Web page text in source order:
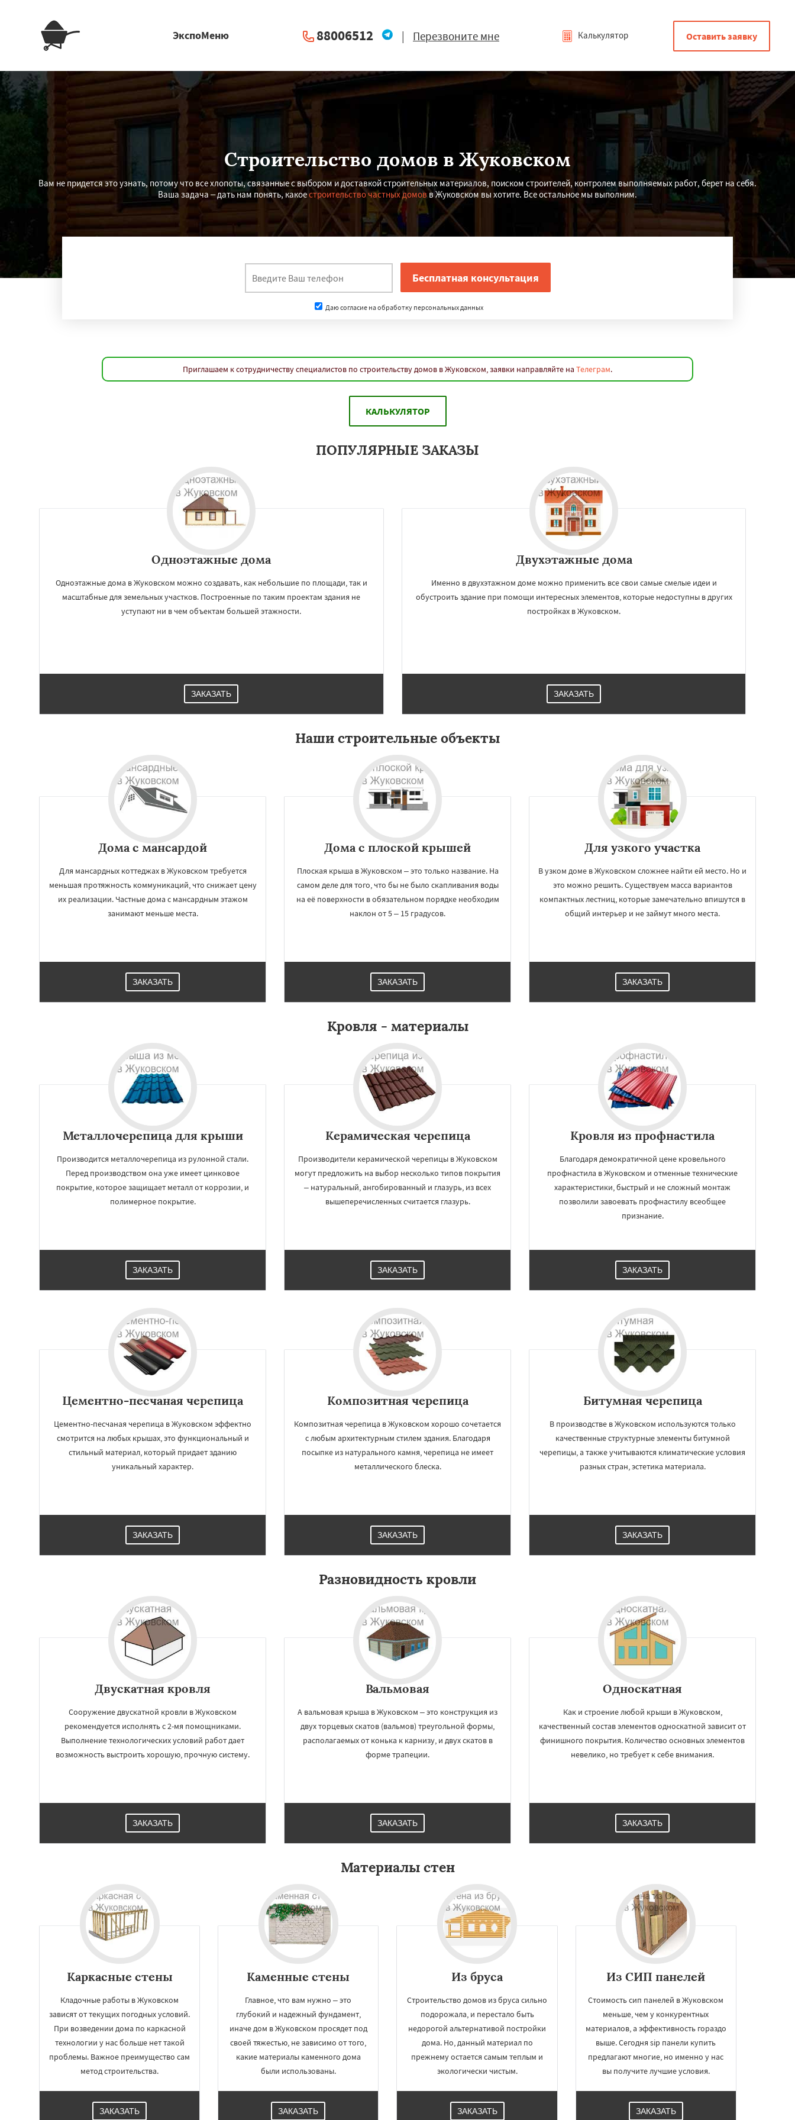
Работаем по
Королев
Красногорск
Лыткарино
Сергиев Посад
ЭкспоМеню 88006512 | Перезвоните мне Калькулятор Оставить заявку
Строительство домов в Жуковском
Вам не придется это узнать, потому что все хлопоты, связанные с выбором и доставкой строительных материалов, поиском строителей, контролем выполняемых работ, берет на себя.
Ваша задача – дать нам понять, какоестроительство частных домовв Жуковском вы хотите. Все остальное мы выполним.
Даю согласие на обработку персональных данных
Приглашаем к сотрудничеству специалистов по строительству домов в Жуковском, заявки направляйте на Телеграм.
КАЛЬКУЛЯТОР
ПОПУЛЯРНЫЕ ЗАКАЗЫ
Одноэтажные дома
Одноэтажные дома в Жуковском можно создавать, как небольшие по площади, так и
масштабные для земельных участков. Построенные по таким проектам здания не
уступают ни в чем объектам большей этажности.
ЗАКАЗАТЬ
Двухэтажные дома
Именно в двухэтажном доме можно применить все свои самые смелые идеи и
обустроить здание при помощи интересных элементов, которые недоступны в других
постройках в Жуковском.
ЗАКАЗАТЬ
Наши строительные объекты
Дома с мансардой
Для мансардных коттеджах в Жуковском требуется
меньшая протяжность коммуникаций, что снижает цену
их реализации. Частные дома с мансардным этажом
занимают меньше места.
ЗАКАЗАТЬ
Дома с плоской крышей
Плоская крыша в Жуковском – это только название. На
самом деле для того, что бы не было скапливания воды
на её поверхности в обязательном порядке необходим
наклон от 5 – 15 градусов.
ЗАКАЗАТЬ
Для узкого участка
В узком доме в Жуковском сложнее найти ей место. Но и
это можно решить. Существуем масса вариантов
компактных лестниц, которые замечательно впишутся в
общий интерьер и не займут много места.
ЗАКАЗАТЬ
Кровля - материалы
Металлочерепица для крыши
Производится металлочерепица из рулонной стали.
Перед производством она уже имеет цинковое
покрытие, которое защищает металл от коррозии, и
полимерное покрытие.
ЗАКАЗАТЬ
Керамическая черепица
Производители керамической черепицы в Жуковском
могут предложить на выбор несколько типов покрытия
– натуральный, ангобированный и глазурь, из всех
вышеперечисленных считается глазурь.
ЗАКАЗАТЬ
Кровля из профнастила
Благодаря демократичной цене кровельного
профнастила в Жуковском и отменные технические
характеристики, быстрый и не сложный монтаж
позволили завоевать профнастилу всеобщее
признание.
ЗАКАЗАТЬ
Цементно-песчаная черепица
Цементно-песчаная черепица в Жуковском эффектно
смотрится на любых крышах, это функциональный и
стильный материал, который придает зданию
уникальный характер.
ЗАКАЗАТЬ
Композитная черепица
Композитная черепица в Жуковском хорошо сочетается
с любым архитектурным стилем здания. Благодаря
посыпке из натурального камня, черепица не имеет
металлического блеска.
ЗАКАЗАТЬ
Битумная черепица
В производстве в Жуковском используются только
качественные структурные элементы битумной
черепицы, а также учитываются климатические условия
разных стран, эстетика материала.
ЗАКАЗАТЬ
Разновидность кровли
Двускатная кровля
Сооружение двускатной кровли в Жуковском
рекомендуется исполнять с 2-мя помощниками.
Выполнение технологических условий работ дает
возможность выстроить хорошую, прочную систему.
ЗАКАЗАТЬ
Вальмовая
А вальмовая крыша в Жуковском – это конструкция из
двух торцевых скатов (вальмов) треугольной формы,
располагаемых от конька к карнизу, и двух скатов в
форме трапеции.
ЗАКАЗАТЬ
Односкатная
Как и строение любой крыши в Жуковском,
качественный состав элементов односкатной зависит от
финишного покрытия. Количество основных элементов
невелико, но требует к себе внимания.
ЗАКАЗАТЬ
Материалы стен
Каркасные стены
Кладочные работы в Жуковском
зависят от текущих погодных условий.
При возведении дома по каркасной
технологии у нас больше нет такой
проблемы. Важное преимущество сам
метод строительства.
ЗАКАЗАТЬ
Каменные стены
Главное, что вам нужно – это
глубокий и надежный фундамент,
иначе дом в Жуковском просядет под
своей тяжестью, не зависимо от того,
какие материалы каменного дома
были использованы.
ЗАКАЗАТЬ
Из бруса
Строительство домов из бруса сильно
подорожала, и перестало быть
недорогой альтернативой постройки
дома. Но, данный материал по
прежнему остается самым теплым и
экологически чистым.
ЗАКАЗАТЬ
Из СИП панелей
Стоимость сип панелей в Жуковском
меньше, чем у конкурентных
материалов, а эффективность гораздо
выше. Сегодня sip панели купить
предлагают многие, но именно у нас
вы получите лучшие условия.
ЗАКАЗАТЬ
УЗНАТЬ ПОДРОБНЕЕ
Даю согласие на обработку персональных данных